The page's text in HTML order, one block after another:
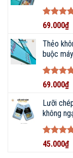
Được xếp
55
sao
69.000₫
Thẻo
buộc
Được xếp
55
sao
69.000₫
Lưỡi
không
Được xếp
55
45.000₫